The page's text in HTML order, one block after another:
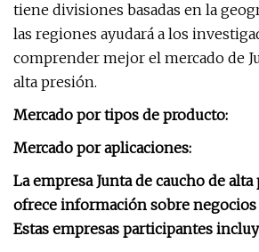
tiene divisiones basadas en la
las regiones ayudará a los
comprender mejor el mercado de
alta presión.
Mercado por tipos de producto:
Mercado por aplicaciones:
La empresa Junta de caucho de
ofrece información sobre
Estas empresas participantes